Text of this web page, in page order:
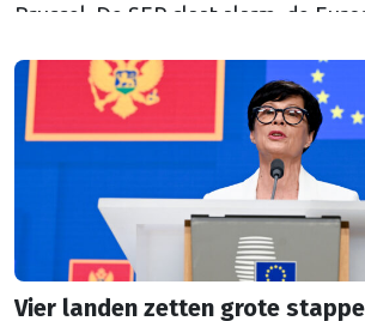
Brussel. De SER slaat alarm, de
wetten maakt?
Vier landen zetten grote